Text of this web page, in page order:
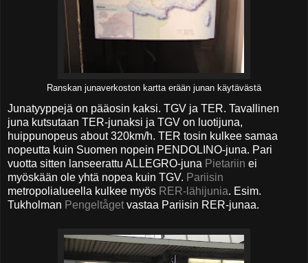
Ranskan junaverkoston kartta erään junan käytävästä
Junatyyppejä on pääosin kaksi. TGV ja TER. Tavallinen
juna kutsutaan TER-junaksi ja TGV on luotijuna,
huippunopeus about 320km/h. TER tosin kulkee samaa
nopeutta kuin Suomen nopein PENDOLINO-juna. Pari
vuotta sitten lanseerattu ALLEGRO-juna Pietariin ei
myöskään ole yhtä nopea kuin TGV. Pariisin
metropolialueella kulkee myös RER-lähijunia. Esim.
Tukholman Pengeltåget vastaa Pariisin RER-junaa.